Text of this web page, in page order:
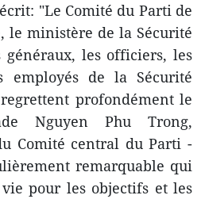
"Le Comité du Parti de
le ministère de la Sécurité
les officiers, les
employés de la Sécurité
profondément le
Nguyen Phu Trong,
Comité central du Parti -
remarquable qui
pour les objectifs et les